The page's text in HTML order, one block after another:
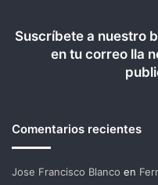
Suscríbete a nuestro
en tu correo lla
Comentarios recientes
Jose Francisco Blanco en